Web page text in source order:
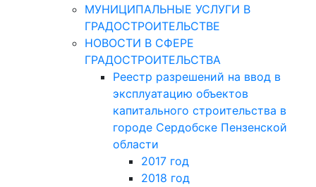
МУНИЦИПАЛЬНЫЕ УСЛУГИ В
ГРАДОСТРОИТЕЛЬСТВЕ
НОВОСТИ В СФЕРЕ
ГРАДОСТРОИТЕЛЬСТВА
Реестр разрешений на ввод в
эксплуатацию объектов
капитального строительства в
городе Сердобске Пензенской
области
2017 год
2018 год